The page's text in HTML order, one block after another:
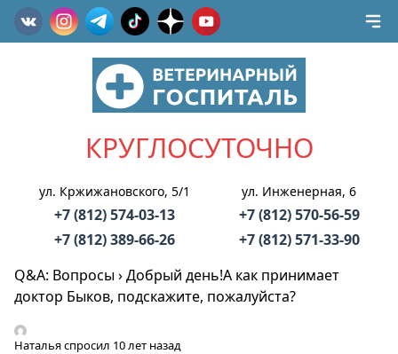
КРУГЛОСУТОЧНО
ул. Кржижановского, 5/1
+7 (812) 574-03-13
+7 (812) 389-66-26
ул. Инженерная, 6
+7 (812) 570-56-59
+7 (812) 571-33-90
Q&A: Вопросы›Добрый день!А как принимает
доктор Быков, подскажите, пожалуйста?
Натальяспросил 10 лет назад